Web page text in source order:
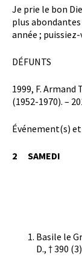
Je prie le bon
plus
année ;
DÉFUNTS
1999, F.
(1952-1970). –
Événement(s)
2 SAMEDI
Basile le
D., † 390